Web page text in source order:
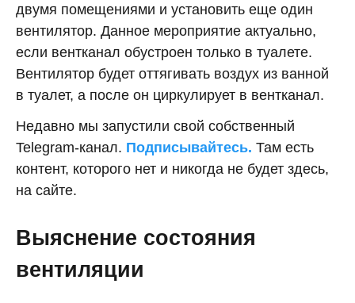
двумя помещениями и установить еще один
вентилятор. Данное мероприятие актуально,
если вентканал обустроен только в туалете.
Вентилятор будет оттягивать воздух из ванной
в туалет, а после он циркулирует в вентканал.
Недавно мы запустили свой собственный
Telegram-канал. Подписывайтесь. Там есть
контент, которого нет и никогда не будет здесь,
на сайте.
Выяснение состояния
вентиляции